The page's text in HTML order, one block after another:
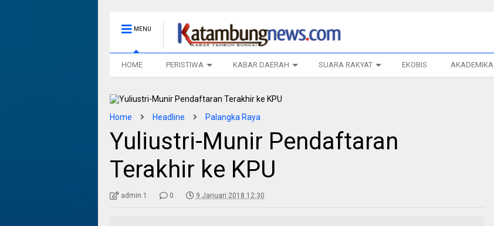
MENU
HOME PERISTIWA KABAR DAERAH SUARA RAKYAT EKOBIS AKADEMIKA
Home Headline Palangka Raya
Yuliustri-Munir Pendaftaran
Terakhir ke KPU
admin 1 0 9 Januari 2018 12:30